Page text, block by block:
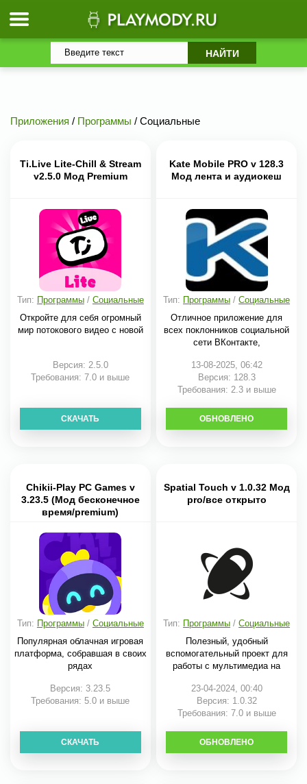
Приложения / Программы / Социальные
Ti.Live Lite-Chill & Stream
v2.5.0 Мод Premium
Тип: Программы/ Социальные
Откройте для себя огромный
мир потокового видео с новой
Версия: 2.5.0
Требования: 7.0 и выше
СКАЧАТЬ
Kate Mobile PRO v 128.3
Мод лента и аудиокеш
Тип: Программы /Социальные
Отличное приложение для
всех поклонников социальной
сети ВКонтакте,
13-08-2025, 06:42
Версия: 128.3
Требования: 2.3 и выше
СКАЧАТЬ
ОБНОВЛЕНО
Chikii-Play PC Games v
3.23.5 (Мод бесконечное
время/premium)
Тип: Программы/ Социальные
Популярная облачная игровая
платформа, собравшая в своих
рядах
Версия: 3.23.5
Требования: 5.0 и выше
СКАЧАТЬ
Spatial Touch v 1.0.32 Мод
pro/все открыто
Тип: Программы /Социальные
Полезный, удобный
вспомогательный проект для
работы с мультимедиа на
23-04-2024, 00:40
Версия: 1.0.32
Требования: 7.0 и выше
СКАЧАТЬ
ОБНОВЛЕНО